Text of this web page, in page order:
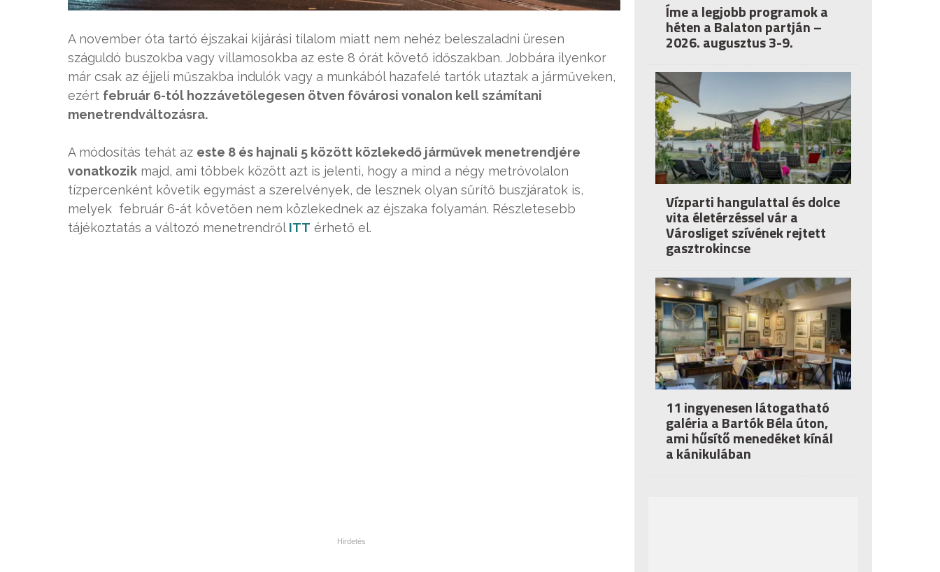
A november óta tartó éjszakai kijárási tilalom miatt nem nehéz beleszaladni üresen
száguldó buszokba vagy villamosokba az este 8 órát követő időszakban. Jobbára ilyenkor
már csak az éjjeli műszakba indulók vagy a munkából hazafelé tartók utaztak a járműveken,
ezért február 6-tól hozzávetőlegesen ötven fővárosi vonalon kell számítani
menetrendváltozásra.
A módosítás tehát az este 8 és hajnali 5 között közlekedő járművek menetrendjére
vonatkozik majd, ami többek között azt is jelenti, hogy a mind a négy metróvolalon
tízpercenként követik egymást a szerelvények, de lesznek olyan sűrítő buszjáratok is,
melyek február 6-át követően nem közlekednek az éjszaka folyamán. Részletesebb
tájékoztatás a változó menetrendről ITT érhető el.
Íme a legjobb programok a
héten a Balaton partján –
2026. augusztus 3-9.
Vízparti hangulattal és dolce
vita életérzéssel vár a
Városliget szívének rejtett
gasztrokincse
11 ingyenesen látogatható
galéria a Bartók Béla úton,
ami hűsítő menedéket kínál
a kánikulában